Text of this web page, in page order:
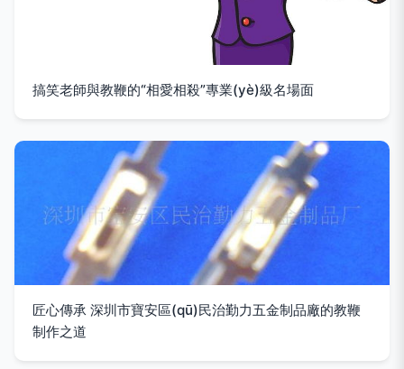
搞笑老師與教鞭的“相愛相殺”專業(yè)級名場面
匠心傳承 深圳市寶安區(qū)民治勤力五金制品廠的教鞭
制作之道